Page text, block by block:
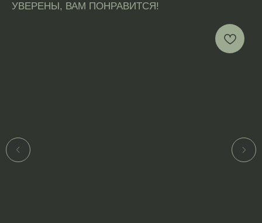
УВЕРЕНЫ, ВАМ ПОНРАВИТСЯ!